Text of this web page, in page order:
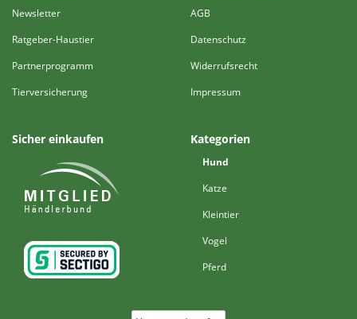
Newsletter
Ratgeber-Haustier
Partnerprogramm
Tierversicherung
AGB
Datenschutz
Widerrufsrecht
Impressum
Sicher einkaufen Kategorien
Hund
Katze
Kleintier
Vogel
Pferd